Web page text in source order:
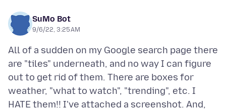
SuMo Bot
9/6/22, 3:25 AM
All of a sudden on my Google search page there
are "tiles" underneath, and no way I can figure
out to get rid of them. There are boxes for
weather, "what to watch", "trending", etc. I
HATE them!! I've attached a screenshot. And,